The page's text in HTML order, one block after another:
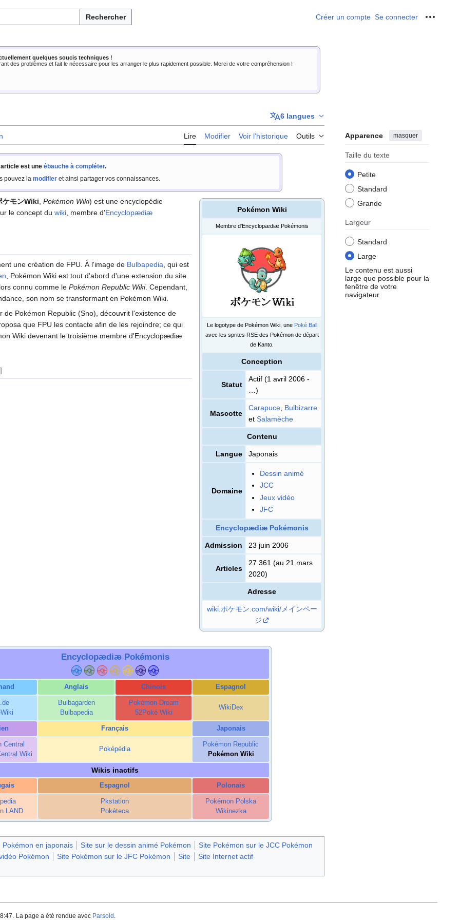
Rechercher Créer un compte Se connecter Outils
quelques soucis techniques !
des problèmes et fait le nécessaire pour les arranger le plus rapidement possible. Merci de votre compréhension !
6 langues
Lire Modifier Voir l’historique Outils Apparence masquer
Taille du texte
Petite
Standard
Grande
Largeur
Standard
Large
Le contenu est aussi
large que possible pour la
fenêtre de votre
navigateur.
est une ébauche à compléter.
pouvez la modifieret ainsi partager vos connaissances.
Pokémon Wiki
Membre d'Encyclopædiæ Pokémonis
Le logotype de Pokémon Wiki, une Poké Ball
avec les sprites RSE des Pokémon de départ
de Kanto.
Conception
Statut
Actif (1 avril 2006 -
…)
Mascotte
Carapuce Bulbizarre
et Salamèche
Contenu
Langue Japonais
Domaine
Dessin animé
JCC
Jeux vidéo
JFC
Encyclopædiæ Pokémonis
Admission 23 juin 2006
Articles
27 361 (au 21 mars
2020)
Adresse
wiki.ポケモン.com/wiki/メインペー
ジ
ケモンWiki Pokémon Wiki) est une encyclopédie
le concept du wiki , membre d'Encyclopædiæ
une création de FPU. À l'image de Bulbapedia , qui est
, Pokémon Wiki est tout d'abord d'une extension du site
connu comme le Pokémon Republic Wiki. Cependant,
son nom se transformant en Pokémon Wiki.
de Pokémon Republic (Sno), découvrit l'existence de
que FPU les contacte afin de les rejoindre; ce qui
Wiki devenant le troisième membre d'Encyclopædiæ
]
Encyclopædiæ Pokémonis
Anglais Chinois Espagnol
Bulbagarden
Bulbapedia
Pokémon Dream
52Poké Wiki
WikiDex
Français Japonais
Central
Wiki
Poképédia
Pokémon Republic
Pokémon Wiki
Wikis inactifs
Espagnol Polonais
LAND
Pkstation
Pokéteca
Pokémon Polska
Wikinezka
Pokémon en japonais Site sur le dessin animé Pokémon
Site Pokémon sur le JCC Pokémon
Pokémon
Site Pokémon sur le JFC Pokémon Site Site Internet actif
La page a été rendue avec Parsoid.